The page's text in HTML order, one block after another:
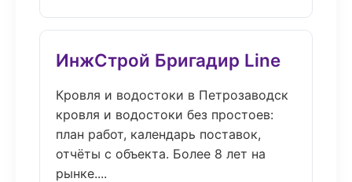
ИнжСтрой Бригадир Line
Кровля и водостоки в Петрозаводск
кровля и водостоки без простоев:
план работ, календарь поставок,
отчёты с объекта. Более 8 лет на
рынке....